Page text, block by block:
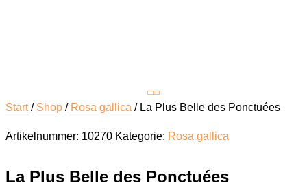
Start/ Shop / Rosa gallica / La Plus Belle des Ponctuées
Artikelnummer: 10270 Kategorie: Rosa gallica
La Plus Belle des Ponctuées